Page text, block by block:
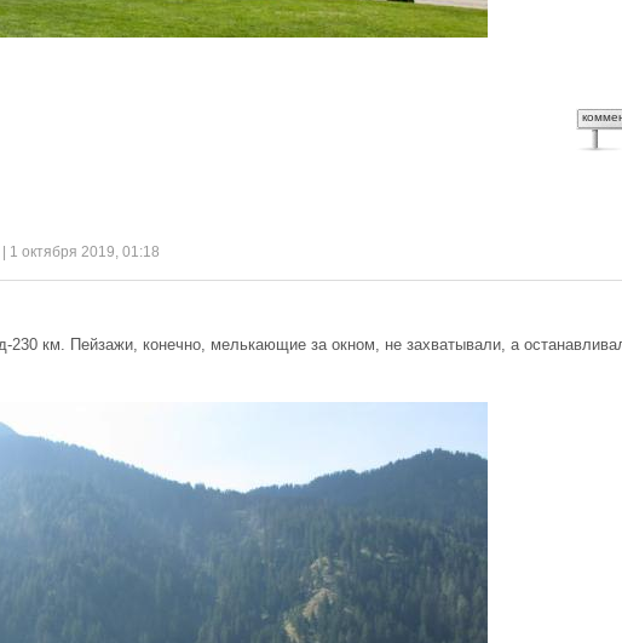
| 1 октября 2019, 01:18
230 км. Пейзажи, конечно, мелькающие за окном, не захватывали, а